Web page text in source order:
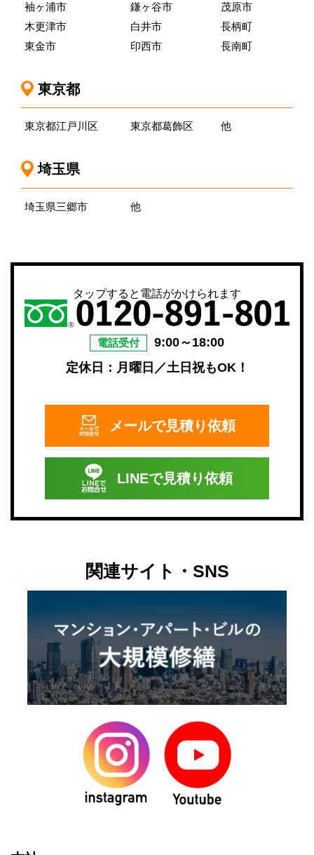
袖ヶ浦市
木更津市
東金市
鎌ヶ谷市
白井市
印西市
茂原市
長柄町
長南町
東京都
東京都江戸川区 東京都葛飾区 他
埼玉県
埼玉県三郷市 他
タップすると電話がかけられます
電話受付
9:00～18:00
定休日：月曜日／土日祝もOK！
メールで見積り依頼
LINEで見積り依頼
関連サイト・SNS